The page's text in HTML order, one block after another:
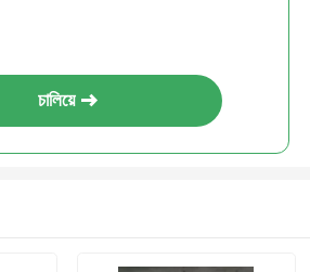
চালিয়ে